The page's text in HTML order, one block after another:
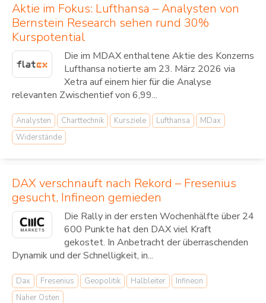
Aktie im Fokus: Lufthansa – Analysten von
Bernstein Research sehen rund 30%
Kurspotential
Die im MDAX enthaltene Aktie des Konzerns
Lufthansa notierte am 23. März 2026 via
Xetra auf einem hier für die Analyse
relevanten Zwischentief von 6,99...
Analysten Charttechnik Kursziele Lufthansa
MDax
Widerstände
DAX verschnauft nach Rekord – Fresenius
gesucht, Infineon gemieden
Die Rally in der ersten Wochenhälfte über 24
600 Punkte hat den DAX viel Kraft
gekostet. In Anbetracht der überraschenden
Dynamik und der Schnelligkeit, in...
Dax Fresenius Geopolitik Halbleiter
Infineon
Naher Osten